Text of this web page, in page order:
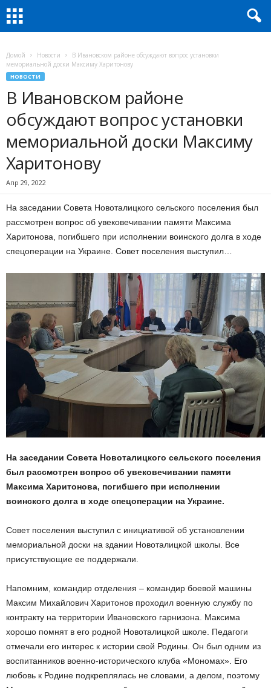
Домой Новости
В Ивановском районе обсуждают вопрос установки
мемориальной доски Максиму Харитонову
НОВОСТИ
В Ивановском районе
обсуждают вопрос установки
мемориальной доски Максиму
Харитонову
Апр 29, 2022
На заседании Совета Новоталицкого сельского поселения был
рассмотрен вопрос об увековечивании памяти Максима
Харитонова, погибшего при исполнении воинского долга в ходе
спецоперации на Украине. Совет поселения выступил…
На заседании Совета Новоталицкого сельского поселения
был рассмотрен вопрос об увековечивании памяти
Максима Харитонова, погибшего при исполнении
воинского долга в ходе спецоперации на Украине.
Совет поселения выступил с инициативой об установлении
мемориальной доски на здании Новоталицкой школы. Все
присутствующие ее поддержали.
Напомним, командир отделения – командир боевой машины
Максим Михайлович Харитонов проходил военную службу по
контракту на территории Ивановского гарнизона. Максима
хорошо помнят в его родной Новоталицкой школе. Педагоги
отмечали его интерес к истории свой Родины. Он был одним из
воспитанников военно-исторического клуба «Мономах». Его
любовь к Родине подкреплялась не словами, а делом, поэтому